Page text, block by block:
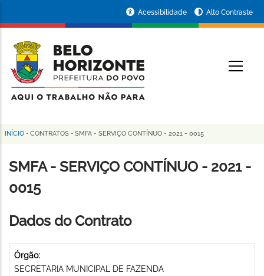
conteúdo
principal
da
Prefeitura
de
Horizonte
Acessibilidade Alto Contraste
Trilha
de
navegação
INÍCIO - CONTRATOS - SMFA - SERVIÇO CONTÍNUO - 2021 - 0015
SMFA - SERVIÇO CONTÍNUO - 2021 -
0015
Dados do Contrato
Órgão:
SECRETARIA MUNICIPAL DE FAZENDA